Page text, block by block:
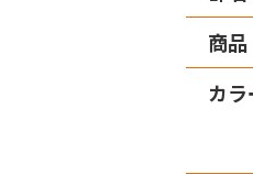
商品
カ